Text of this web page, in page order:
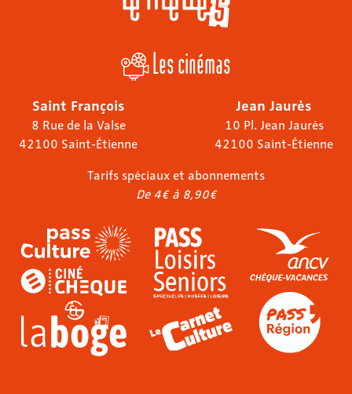
Les cinémas
Saint François
8 Rue de la Valse
42100 Saint-Étienne
Jean Jaurès
10 Pl. Jean Jaurès
42100 Saint-Étienne
Tarifs spéciaux et abonnements
De 4€ à 8,90€